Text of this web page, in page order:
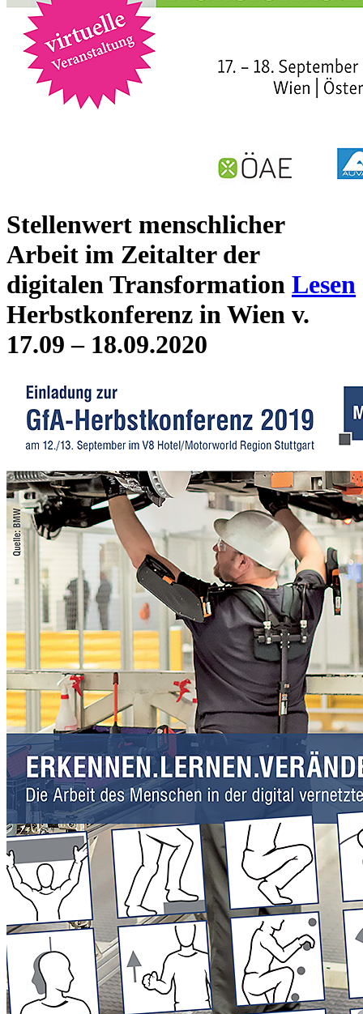
Stellenwert menschlicher
Arbeit im Zeitalter der
digitalen Transformation Lesen
Herbstkonferenz in Wien v.
17.09 – 18.09.2020